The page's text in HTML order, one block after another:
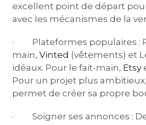
excellent point de départ
avec les mécanismes de la
· Plateformes populaires :
main, Vinted (vêtements) et
idéaux. Pour le fait-main, Etsy
Pour un projet plus
permet de créer sa propre
· Soigner ses annonces :